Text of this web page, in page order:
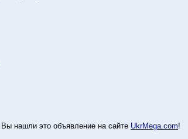
нашли это объявление на сайте UkrMega.com!